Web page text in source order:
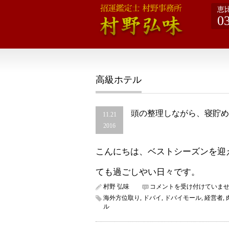
恵
高級ホテル
11.21
2016
頭の整理しながら、寝貯
こんにちは、ベストシーズンを迎
ても過ごしやい日々です。
村野 弘味
頭
の
し
コメントを受け付けていま
海外方位取り , ドバイ, ドバイモール, 経営者,
ル